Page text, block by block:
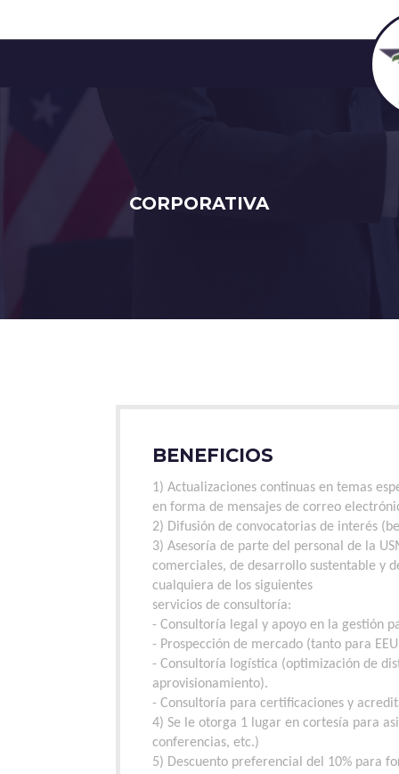
CORPORATIVA
BENEFICIOS
1) Actualizaciones continuas en temas
en forma de mensajes de correo
2) Difusión de convocatorias de interés
3) Asesoría de parte del personal de la
comerciales, de desarrollo sustentable y
cualquiera de los siguientes
servicios de consultoría:
- Consultoría legal y apoyo en la gestión
- Prospección de mercado (tanto para
- Consultoría logística (optimización de
aprovisionamiento).
- Consultoría para certificaciones y
4) Se le otorga 1 lugar en cortesía para
conferencias, etc.)
5) Descuento preferencial del 10% para